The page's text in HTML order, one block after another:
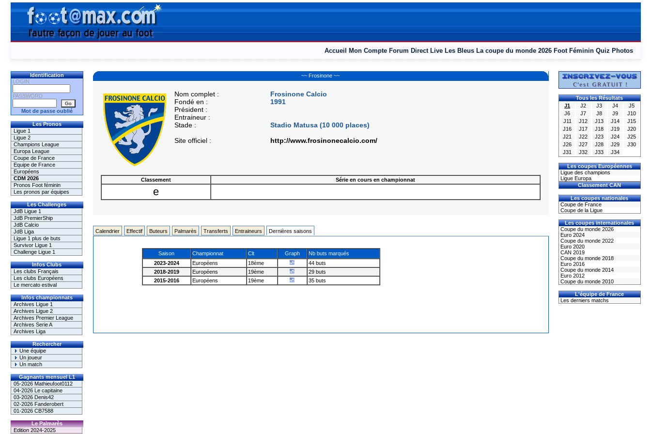
Accueil Mon Compte Forum Direct Live Les Bleus La coupe du monde 2026 Foot Féminin Quiz Photos
Identification
LOGIN
PASSWORD
Mot de passe oublié
Les Pronos
Ligue 1
Ligue 2
Champions League
Europa League
Coupe de France
Equipe de France
Européens
CDM 2026
Pronos Foot féminin
Les pronos par équipes
Les Challenges
JdB Ligue 1
JdB PremierShip
JdB Calcio
JdB Liga
Ligue 1 plus de buts
Survivor Ligue 1
Challenge Ligue 1
Infos Clubs
Les clubs Français
Les clubs Européens
Le mercato estival
Infos championnats
Archives Ligue 1
Archives Ligue 2
Archives Premier League
Archives Serie A
Archives Liga
Rechercher
Une équipe
Un joueur
Un match
Gagnants mensuel L1
05-2026 Mathieufoot0112
04-2026 Le capitaine
03-2026 Denis42
02-2026 Fanderobert
01-2026 CB7588
Le Palmarès
Edition 2024-2025
~~ Frosinone ~~
Nom complet :
Fondé en :
Président :
Entraineur :
Stade :
Site officiel :
Frosinone Calcio
1991
Stadio Matusa (10 000 places)
http://www.frosinonecalcio.com/
Classement Série en cours en championnat
e
Calendrier Effectif Buteurs Palmarès Transferts Entraineurs Dernières saisons
Saison Championnat Clt Graph
Nb buts marqués
2023-2024
Européens 18ème
44 buts
2018-2019
Européens 19ème
29 buts
2015-2016
Européens 19ème 35 buts
Tous les Résultats
J1
J2 J3 J4
J5
J6
J7 J8 J9
J10
J11
J12 J13 J14
J15
J16
J17 J18 J19
J20
J21
J22 J23 J24
J25
J26
J27 J28 J29
J30
J31
J32 J33 J34
Les coupes Européennes
Ligue des champions
Ligue Europa
Classement CAN
Les coupes nationales
Coupe de France
Coupe de la Ligue
Les coupes internationales
Coupe du monde 2026
Euro 2024
Coupe du monde 2022
Euro 2020
CAN 2019
Coupe du monde 2018
Euro 2016
Coupe du monde 2014
Euro 2012
Coupe du monde 2010
L'équipe de France
Les derniers matchs